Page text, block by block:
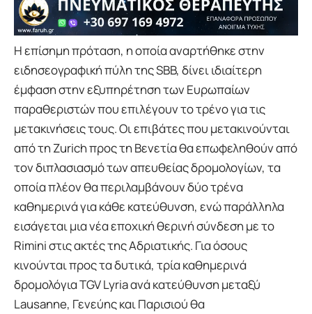
Η επίσημη πρόταση, η οποία αναρτήθηκε στην
ειδησεογραφική πύλη της SBB, δίνει ιδιαίτερη
έμφαση στην εξυπηρέτηση των Ευρωπαίων
παραθεριστών που επιλέγουν το τρένο για τις
μετακινήσεις τους. Οι επιβάτες που μετακινούνται
από τη Zurich προς τη Βενετία θα επωφεληθούν από
τον διπλασιασμό των απευθείας δρομολογίων, τα
οποία πλέον θα περιλαμβάνουν δύο τρένα
καθημερινά για κάθε κατεύθυνση, ενώ παράλληλα
εισάγεται μια νέα εποχική θερινή σύνδεση με το
Rimini στις ακτές της Αδριατικής. Για όσους
κινούνται προς τα δυτικά, τρία καθημερινά
δρομολόγια TGV Lyria ανά κατεύθυνση μεταξύ
Lausanne, Γενεύης και Παρισιού θα